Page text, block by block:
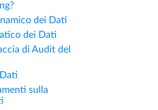
dei Dati
dei Dati
di Audit del
sulla